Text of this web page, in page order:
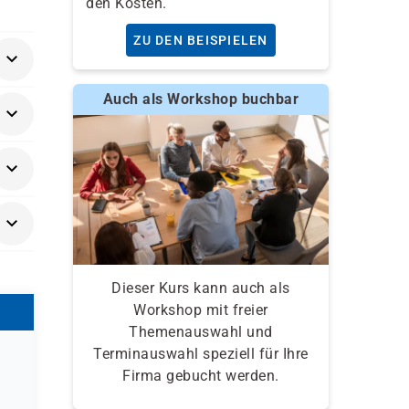
ZU DEN BEISPIELEN
Auch als Workshop buchbar
Dieser Kurs kann auch als
Workshop mit freier
Themenauswahl und
Terminauswahl speziell für Ihre
Firma gebucht werden.